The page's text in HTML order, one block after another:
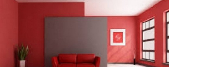
гүйцэтгэл 74.5 хув...
Нэгдүгээр ангид элсэгчдийн
бүртгэлийг энэ сарын 17-ноос E-
Mongolia системээр зохи...
8 сарын 06, 2026